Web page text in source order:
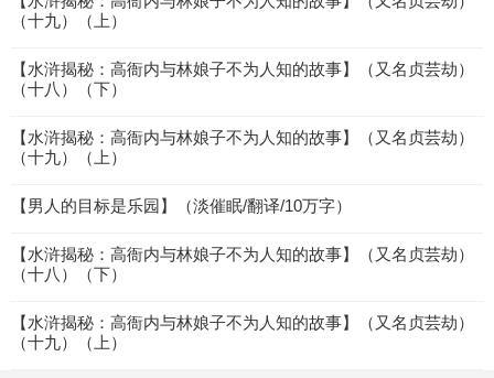
（十九）（上）
【水浒揭秘：高衙内与林娘子不为人知的故事】（又名贞芸劫）
（十八）（下）
【水浒揭秘：高衙内与林娘子不为人知的故事】（又名贞芸劫）
（十九）（上）
【男人的目标是乐园】（淡催眠/翻译/10万字）
【水浒揭秘：高衙内与林娘子不为人知的故事】（又名贞芸劫）
（十八）（下）
【水浒揭秘：高衙内与林娘子不为人知的故事】（又名贞芸劫）
（十九）（上）